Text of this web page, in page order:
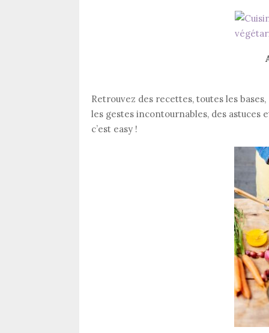
Retrouvez des recettes, toutes les
les gestes incontournables, des astuces
c’est easy !